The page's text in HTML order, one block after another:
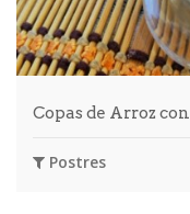
Copas de Arroz
Postres